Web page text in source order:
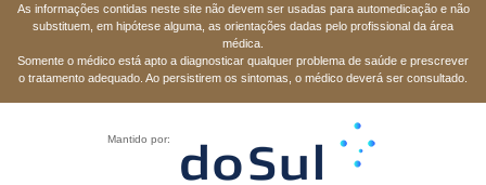
As informações contidas neste site não devem ser usadas para automedicação e não
substituem, em hipótese alguma, as orientações dadas pelo profissional da área
médica.
Somente o médico está apto a diagnosticar qualquer problema de saúde e prescrever
o tratamento adequado. Ao persistirem os sintomas, o médico deverá ser consultado.
Mantido por: